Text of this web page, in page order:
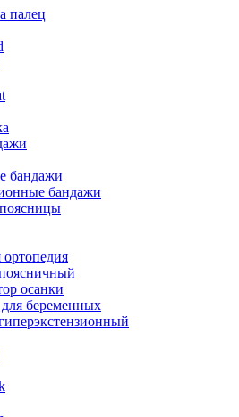
палец
бандажи
бандажи
ортопедия
осанки
беременных